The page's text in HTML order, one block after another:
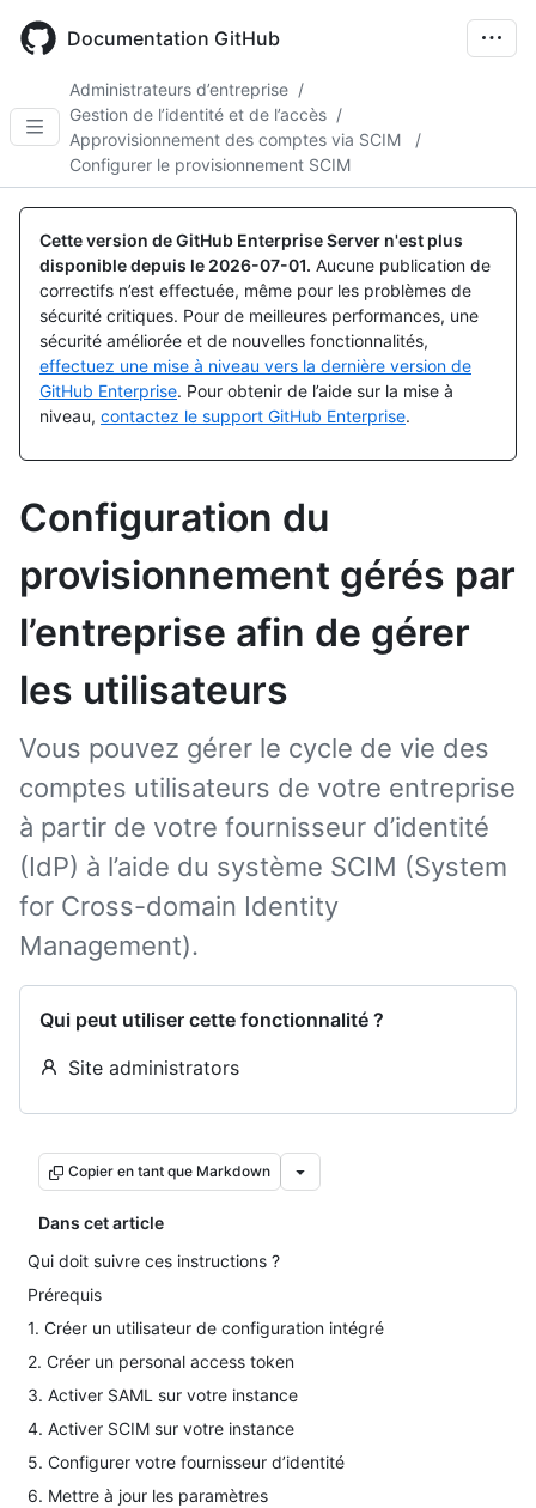
main
Documentation GitHub
Administrateurs d’entreprise /
Gestion de l’identité et de l’accès /
Approvisionnement des comptes via SCIM
/
Configurer le provisionnement SCIM
Cette version de GitHub Enterprise Server n'est plus
disponible depuis le 2026-07-01. Aucune publication de
correctifs n’est effectuée, même pour les problèmes de
sécurité critiques. Pour de meilleures performances, une
sécurité améliorée et de nouvelles fonctionnalités,
effectuez une mise à niveau vers la dernière version de
GitHub Enterprise. Pour obtenir de l’aide sur la mise à
niveau, contactez le support GitHub Enterprise.
Configuration du
provisionnement gérés par
l’entreprise afin de gérer
les utilisateurs
Vous pouvez gérer le cycle de vie des
comptes utilisateurs de votre entreprise
à partir de votre fournisseur d’identité
(IdP) à l’aide du système SCIM (System
for Cross-domain Identity
Management).
Qui peut utiliser cette fonctionnalité ?
Site administrators
Copier en tant que Markdown
Dans cet article
Qui doit suivre ces instructions ?
Prérequis
1. Créer un utilisateur de configuration intégré
2. Créer un personal access token
3. Activer SAML sur votre instance
4. Activer SCIM sur votre instance
5. Configurer votre fournisseur d’identité
6. Mettre à jour les paramètres